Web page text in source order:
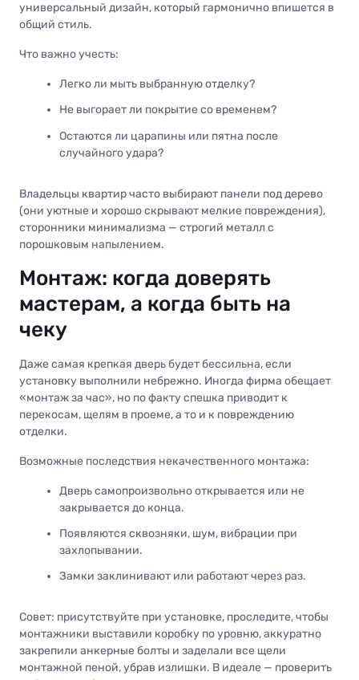
универсальный дизайн, который гармонично впишется в
общий стиль.
Что важно учесть:
Легко ли мыть выбранную отделку?
Не выгорает ли покрытие со временем?
Остаются ли царапины или пятна после
случайного удара?
Владельцы квартир часто выбирают панели под дерево
(они уютные и хорошо скрывают мелкие повреждения),
сторонники минимализма — строгий металл с
порошковым напылением.
Монтаж: когда доверять
мастерам, а когда быть на
чеку
Даже самая крепкая дверь будет бессильна, если
установку выполнили небрежно. Иногда фирма обещает
«монтаж за час», но по факту спешка приводит к
перекосам, щелям в проеме, а то и к повреждению
отделки.
Возможные последствия некачественного монтажа:
Дверь самопроизвольно открывается или не
закрывается до конца.
Появляются сквозняки, шум, вибрации при
захлопывании.
Замки заклинивают или работают через раз.
Совет: присутствуйте при установке, проследите, чтобы
монтажники выставили коробку по уровню, аккуратно
закрепили анкерные болты и заделали все щели
монтажной пеной, убрав излишки. В идеале — проверить